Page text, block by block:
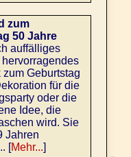
zum
50 Jahre
auffälliges
Geburtstag
für die
oder die
Idee, die
wird. Sie
Jahren
[Mehr...]